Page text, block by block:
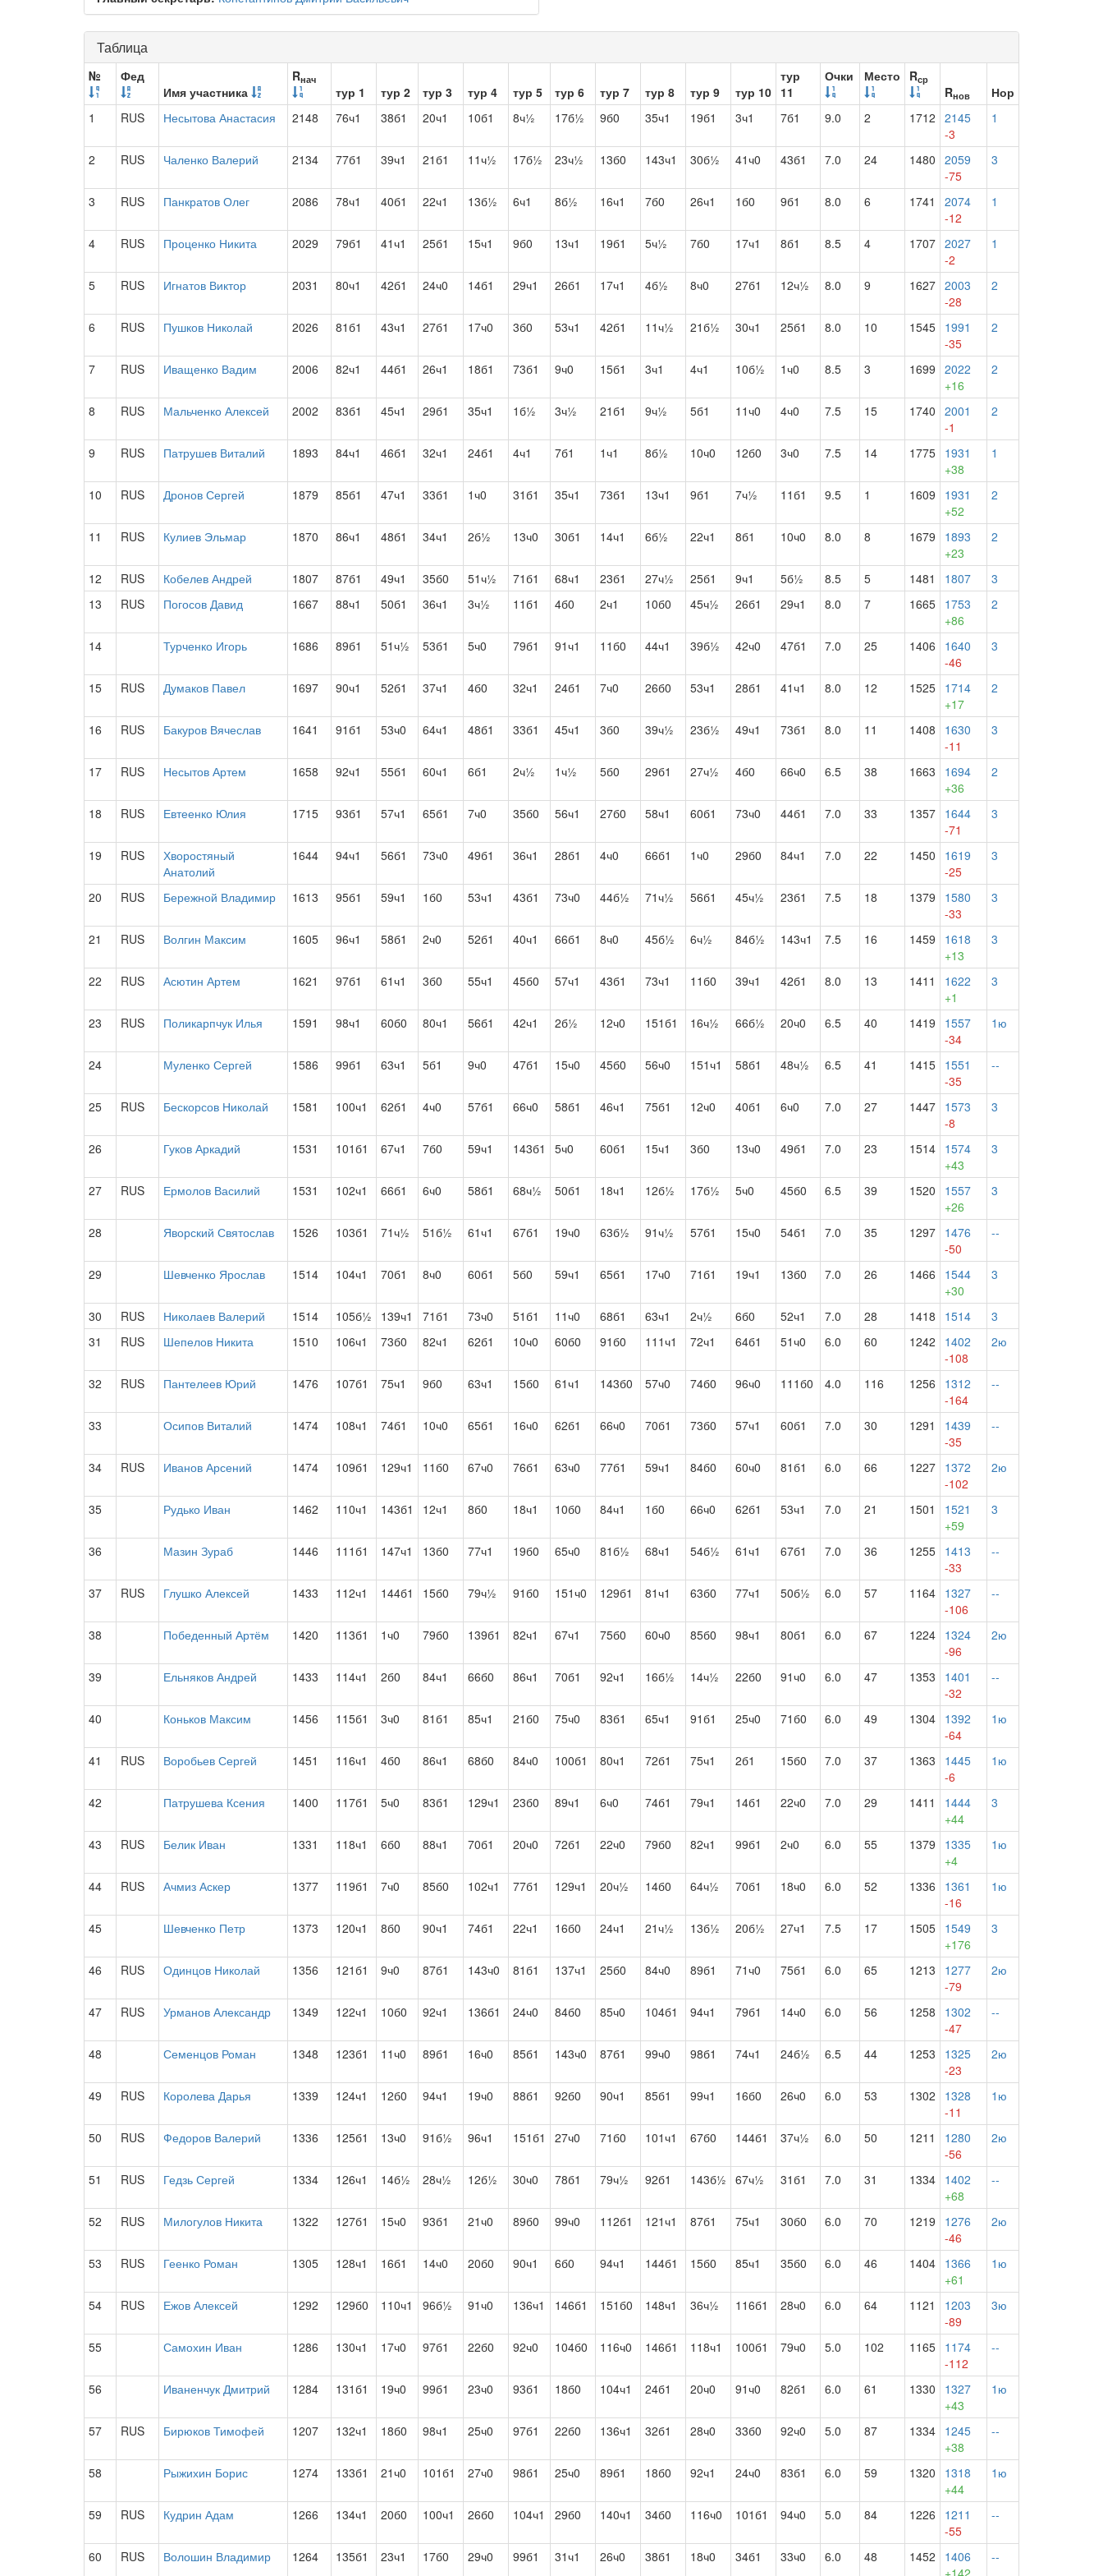
Таблица
№
Фед
Имя участника
Rнач
тур 1 тур 2 тур 3 тур 4 тур 5 тур 6 тур 7 тур 8 тур 9 тур 10
тур
11
Очки Место Rср
Rнов
Нор
1
RUS Несытова Анастасия 2148 76ч1 38б1 20ч1 10б1 8ч½ 17б½ 9б0 35ч1 19б1 3ч1 7б1 9.0 2 1712 2145
-3
1
2 RUS Чаленко Валерий 2134 77б1 39ч1 21б1 11ч½ 17б½ 23ч½ 13б0 143ч1 30б½ 41ч0 43б1 7.0 24 1480 2059
-75
3
3 RUS Панкратов Олег 2086 78ч1 40б1 22ч1 13б½ 6ч1 8б½ 16ч1 7б0 26ч1 1б0 9б1 8.0 6 1741
2074
-12
1
4 RUS Проценко Никита 2029 79б1 41ч1 25б1 15ч1 9б0 13ч1 19б1 5ч½ 7б0 17ч1 8б1 8.5 4 1707 2027
-2
1
5 RUS Игнатов Виктор 2031 80ч1 42б1 24ч0 14б1 29ч1 26б1 17ч1 4б½ 8ч0 27б1 12ч½ 8.0 9 1627 2003
-28
2
6 RUS Пушков Николай 2026 81б1 43ч1 27б1 17ч0 3б0 53ч1 42б1 11ч½ 21б½ 30ч1 25б1 8.0 10 1545 1991
-35
2
7 RUS Иващенко Вадим 2006 82ч1 44б1 26ч1 18б1 73б1 9ч0 15б1 3ч1 4ч1 10б½ 1ч0 8.5 3 1699 2022
+16
2
8 RUS Мальченко Алексей 2002 83б1 45ч1 29б1 35ч1 1б½ 3ч½ 21б1 9ч½ 5б1 11ч0 4ч0 7.5 15 1740 2001
-1
2
9 RUS Патрушев Виталий 1893 84ч1 46б1 32ч1 24б1 4ч1 7б1 1ч1 8б½ 10ч0 12б0 3ч0 7.5 14 1775 1931
+38
1
10 RUS Дронов Сергей 1879 85б1 47ч1 33б1 1ч0 31б1 35ч1 73б1 13ч1 9б1 7ч½ 11б1 9.5 1 1609
1931
+52
2
11 RUS Кулиев Эльмар 1870 86ч1 48б1 34ч1 2б½ 13ч0 30б1 14ч1 6б½ 22ч1 8б1 10ч0 8.0 8 1679
1893
+23
2
12 RUS Кобелев Андрей 1807 87б1 49ч1 35б0 51ч½ 71б1 68ч1 23б1 27ч½ 25б1 9ч1 5б½ 8.5 5 1481 1807
3
13
RUS Погосов Давид 1667 88ч1 50б1 36ч1 3ч½ 11б1 4б0 2ч1 10б0 45ч½ 26б1 29ч1 8.0 7 1665 1753
+86
2
14 Турченко Игорь 1686 89б1 51ч½ 53б1 5ч0 79б1 91ч1 11б0 44ч1 39б½ 42ч0 47б1 7.0 25 1406
1640
-46
3
15 RUS Думаков Павел 1697 90ч1 52б1 37ч1 4б0 32ч1 24б1 7ч0 26б0 53ч1 28б1 41ч1 8.0 12 1525 1714
+17
2
16 RUS Бакуров Вячеслав 1641 91б1 53ч0 64ч1 48б1 33б1 45ч1 3б0 39ч½ 23б½ 49ч1 73б1 8.0 11 1408
1630
-11
3
17 RUS Несытов Артем 1658 92ч1 55б1 60ч1 6б1 2ч½ 1ч½ 5б0 29б1 27ч½ 4б0 66ч0 6.5 38 1663
1694
+36
2
18 RUS Евтеенко Юлия 1715 93б1 57ч1 65б1 7ч0 35б0 56ч1 27б0 58ч1 60б1 73ч0 44б1 7.0 33 1357 1644
-71
3
19 RUS
Хворостяный
Анатолий
1644 94ч1 56б1 73ч0 49б1 36ч1 28б1 4ч0 66б1 1ч0 29б0 84ч1 7.0 22 1450
1619
-25
3
20 RUS Бережной Владимир 1613 95б1 59ч1 1б0 53ч1 43б1 73ч0 44б½ 71ч½ 56б1 45ч½ 23б1 7.5 18 1379
1580
-33
3
21 RUS Волгин Максим 1605 96ч1 58б1 2ч0 52б1 40ч1 66б1 8ч0 45б½ 6ч½ 84б½ 143ч1 7.5 16 1459
1618
+13
3
22 RUS Асютин Артем 1621 97б1 61ч1 3б0 55ч1 45б0 57ч1 43б1 73ч1 11б0 39ч1 42б1 8.0 13 1411
1622
+1
3
23 RUS Поликарпчук Илья 1591 98ч1 60б0 80ч1 56б1 42ч1 2б½ 12ч0 151б1 16ч½ 66б½ 20ч0 6.5 40 1419
1557
-34
1ю
24 Муленко Сергей 1586 99б1 63ч1 5б1 9ч0 47б1 15ч0 45б0 56ч0 151ч1 58б1 48ч½ 6.5 41 1415 1551
-35
--
25 RUS Бескорсов Николай 1581 100ч1 62б1 4ч0 57б1 66ч0 58б1 46ч1 75б1 12ч0 40б1 6ч0 7.0 27 1447 1573
-8
3
26 Гуков Аркадий 1531 101б1 67ч1 7б0 59ч1 143б1 5ч0 60б1 15ч1 3б0 13ч0 49б1 7.0 23 1514 1574
+43
3
27 RUS Ермолов Василий 1531 102ч1 66б1 6ч0 58б1 68ч½ 50б1 18ч1 12б½ 17б½ 5ч0 45б0 6.5 39 1520
1557
+26
3
28 Яворский Святослав 1526 103б1 71ч½ 51б½ 61ч1 67б1 19ч0 63б½ 91ч½ 57б1 15ч0 54б1 7.0 35 1297 1476
-50
--
29 Шевченко Ярослав 1514 104ч1 70б1 8ч0 60б1 5б0 59ч1 65б1 17ч0 71б1 19ч1 13б0 7.0 26 1466
1544
+30
3
30 RUS Николаев Валерий 1514 105б½ 139ч1 71б1 73ч0 51б1 11ч0 68б1 63ч1 2ч½ 6б0 52ч1 7.0 28 1418 1514
3
31
RUS Шепелов Никита 1510 106ч1 73б0 82ч1 62б1 10ч0 60б0 91б0 111ч1 72ч1 64б1 51ч0 6.0 60 1242
1402
-108
2ю
32 RUS Пантелеев Юрий 1476 107б1 75ч1 9б0 63ч1 15б0 61ч1 143б0 57ч0 74б0 96ч0 111б0 4.0 116 1256
1312
-164
--
33 Осипов Виталий 1474 108ч1 74б1 10ч0 65б1 16ч0 62б1 66ч0 70б1 73б0 57ч1 60б1 7.0 30 1291
1439
-35
--
34 RUS Иванов Арсений 1474 109б1 129ч1 11б0 67ч0 76б1 63ч0 77б1 59ч1 84б0 60ч0 81б1 6.0 66 1227 1372
-102
2ю
35 Рудько Иван 1462 110ч1 143б1 12ч1 8б0 18ч1 10б0 84ч1 1б0 66ч0 62б1 53ч1 7.0 21 1501
1521
+59
3
36 Мазин Зураб 1446 111б1 147ч1 13б0 77ч1 19б0 65ч0 81б½ 68ч1 54б½ 61ч1 67б1 7.0 36 1255 1413
-33
--
37 RUS Глушко Алексей 1433 112ч1 144б1 15б0 79ч½ 91б0 151ч0 129б1 81ч1 63б0 77ч1 50б½ 6.0 57 1164 1327
-106
--
38 Победенный Артём 1420 113б1 1ч0 79б0 139б1 82ч1 67ч1 75б0 60ч0 85б0 98ч1 80б1 6.0 67 1224 1324
-96
2ю
39 Ельняков Андрей 1433 114ч1 2б0 84ч1 66б0 86ч1 70б1 92ч1 16б½ 14ч½ 22б0 91ч0 6.0 47 1353
1401
-32
--
40 Коньков Максим 1456 115б1 3ч0 81б1 85ч1 21б0 75ч0 83б1 65ч1 91б1 25ч0 71б0 6.0 49 1304 1392
-64
1ю
41 RUS Воробьев Сергей 1451 116ч1 4б0 86ч1 68б0 84ч0 100б1 80ч1 72б1 75ч1 2б1 15б0 7.0 37 1363
1445
-6
1ю
42 Патрушева Ксения 1400 117б1 5ч0 83б1 129ч1 23б0 89ч1 6ч0 74б1 79ч1 14б1 22ч0 7.0 29 1411
1444
+44
3
43 RUS Белик Иван 1331 118ч1 6б0 88ч1 70б1 20ч0 72б1 22ч0 79б0 82ч1 99б1 2ч0 6.0 55 1379
1335
+4
1ю
44 RUS Ачмиз Аскер 1377 119б1 7ч0 85б0 102ч1 77б1 129ч1 20ч½ 14б0 64ч½ 70б1 18ч0 6.0 52 1336
1361
-16
1ю
45 Шевченко Петр 1373 120ч1 8б0 90ч1 74б1 22ч1 16б0 24ч1 21ч½ 13б½ 20б½ 27ч1 7.5 17 1505 1549
+176
3
46 RUS Одинцов Николай 1356 121б1 9ч0 87б1 143ч0 81б1 137ч1 25б0 84ч0 89б1 71ч0 75б1 6.0 65 1213
1277
-79
2ю
47 RUS Урманов Александр 1349 122ч1 10б0 92ч1 136б1 24ч0 84б0 85ч0 104б1 94ч1 79б1 14ч0 6.0 56 1258
1302
-47
--
48 Семенцов Роман 1348 123б1 11ч0 89б1 16ч0 85б1 143ч0 87б1 99ч0 98б1 74ч1 24б½ 6.5 44 1253
1325
-23
2ю
49 RUS Королева Дарья 1339 124ч1 12б0 94ч1 19ч0 88б1 92б0 90ч1 85б1 99ч1 16б0 26ч0 6.0 53 1302
1328
-11
1ю
50 RUS Федоров Валерий 1336 125б1 13ч0 91б½ 96ч1 151б1 27ч0 71б0 101ч1 67б0 144б1 37ч½ 6.0 50 1211
1280
-56
2ю
51 RUS Гедзь Сергей 1334 126ч1 14б½ 28ч½ 12б½ 30ч0 78б1 79ч½ 92б1 143б½ 67ч½ 31б1 7.0 31 1334 1402
+68
--
52 RUS Милогулов Никита 1322 127б1 15ч0 93б1 21ч0 89б0 99ч0 112б1 121ч1 87б1 75ч1 30б0 6.0 70 1219
1276
-46
2ю
53 RUS Геенко Роман 1305 128ч1 16б1 14ч0 20б0 90ч1 6б0 94ч1 144б1 15б0 85ч1 35б0 6.0 46 1404 1366
+61
1ю
54 RUS Ежов Алексей 1292 129б0 110ч1 96б½ 91ч0 136ч1 146б1 151б0 148ч1 36ч½ 116б1 28ч0 6.0 64 1121
1203
-89
3ю
55 Самохин Иван 1286 130ч1 17ч0 97б1 22б0 92ч0 104б0 116ч0 146б1 118ч1 100б1 79ч0 5.0 102 1165 1174
-112
--
56 Иваненчук Дмитрий 1284 131б1 19ч0 99б1 23ч0 93б1 18б0 104ч1 24б1 20ч0 91ч0 82б1 6.0 61 1330
1327
+43
1ю
57 RUS Бирюков Тимофей 1207 132ч1 18б0 98ч1 25ч0 97б1 22б0 136ч1 32б1 28ч0 33б0 92ч0 5.0 87 1334 1245
+38
--
58 Рыжихин Борис 1274 133б1 21ч0 101б1 27ч0 98б1 25ч0 89б1 18б0 92ч1 24ч0 83б1 6.0 59 1320
1318
+44
1ю
59 RUS Кудрин Адам 1266 134ч1 20б0 100ч1 26б0 104ч1 29б0 140ч1 34б0 116ч0 101б1 94ч0 5.0 84 1226
1211
-55
--
60 RUS Волошин Владимир 1264 135б1 23ч1 17б0 29ч0 99б1 31ч1 26ч0 38б1 18ч0 34б1 33ч0 6.0 48 1452
1406
+142
--